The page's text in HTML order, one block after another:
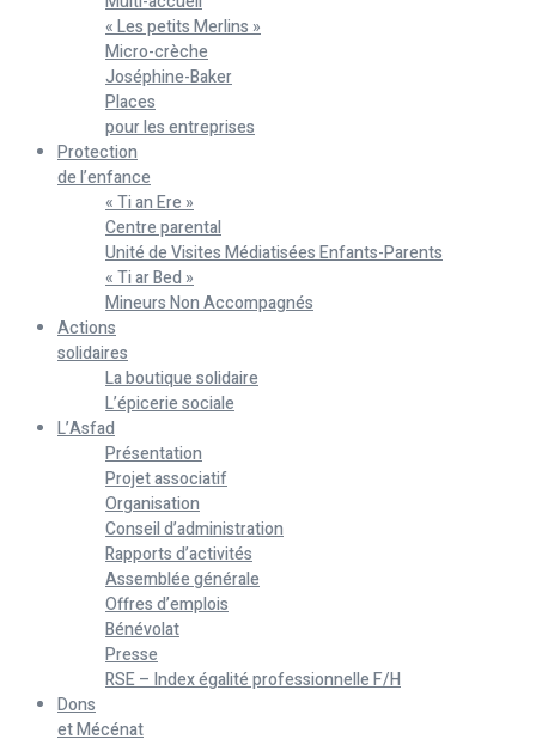
« Les petits Merlins »
Micro-crèche
Joséphine-Baker
Places
pour les entreprises
Protection
de l’enfance
« Ti an Ere »
Centre parental
Unité de Visites Médiatisées Enfants-Parents
« Ti ar Bed »
Mineurs Non Accompagnés
Actions
solidaires
La boutique solidaire
L’épicerie sociale
L’Asfad
Présentation
Projet associatif
Organisation
Conseil d’administration
Rapports d’activités
Assemblée générale
Offres d’emplois
Bénévolat
Presse
RSE – Index égalité professionnelle F/H
Dons
et Mécénat